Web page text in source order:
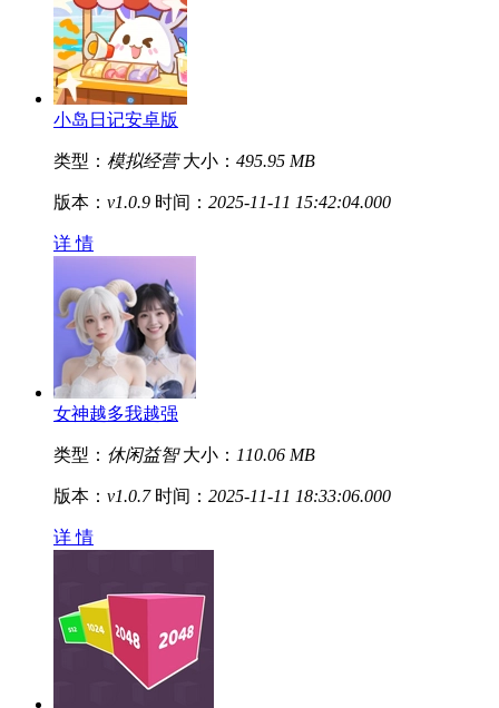
小岛日记安卓版
类型： 模拟经营 大小： 495.95 MB
版本： v1.0.9 时间： 2025-11-11 15:42:04.000
详 情
女神越多我越强
类型： 休闲益智 大小： 110.06 MB
版本： v1.0.7 时间： 2025-11-11 18:33:06.000
详 情